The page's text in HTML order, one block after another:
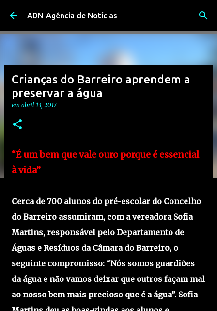
Avançar para o conteúdo principal
ADN-Agência de Notícias
Crianças do Barreiro aprendem a
preservar a água
em abril 13, 2017
“É um bem que vale ouro porque é essencial
à vida”
Cerca de 700 alunos do pré-escolar do Concelho
do Barreiro assumiram, com a vereadora Sofia
Martins, responsável pelo Departamento de
Águas e Resíduos da Câmara do Barreiro, o
seguinte compromisso: “Nós somos guardiões
da água e não vamos deixar que outros façam mal
ao nosso bem mais precioso que é a água”. Sofia